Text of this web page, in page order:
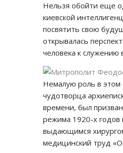
Нельзя обойти еще
киевской
посвятить свою
открывалась
человека к служению
Немалую роль в этом
чудотворца
времени, был
режима 1920-х годов
выдающимся
медицинский труд